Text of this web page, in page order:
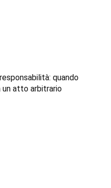
quando
atto arbitrario